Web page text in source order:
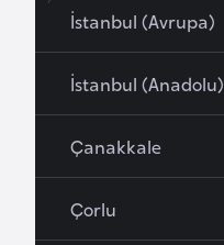
İstanbul (Avrupa)
İstanbul (Anadolu)
Çanakkale
Çorlu
u
s
t
y